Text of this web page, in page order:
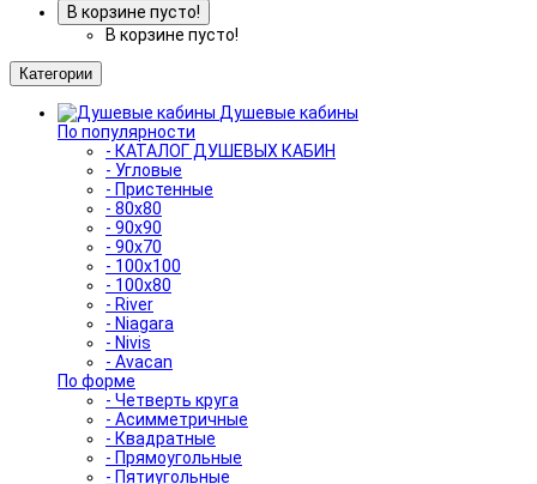
В корзине пусто!
В корзине пусто!
Категории
Душевые кабины
По популярности
- КАТАЛОГ ДУШЕВЫХ КАБИН
- Угловые
- Пристенные
- 80x80
- 90x90
- 90x70
- 100x100
- 100x80
- River
- Niagara
- Nivis
- Avacan
По форме
- Четверть круга
- Асимметричные
- Квадратные
- Прямоугольные
- Пятиугольные